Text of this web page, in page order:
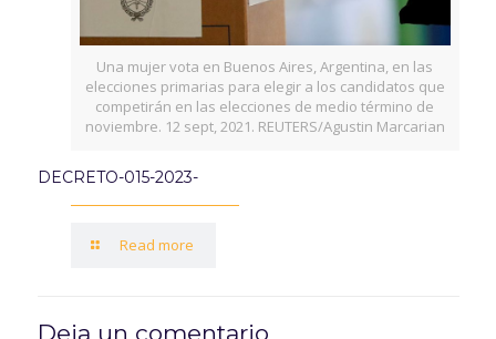
Una mujer vota en Buenos Aires, Argentina, en las
elecciones primarias para elegir a los candidatos que
competirán en las elecciones de medio término de
noviembre. 12 sept, 2021. REUTERS/Agustin Marcarian
DECRETO-015-2023-
Read more
Deja un comentario